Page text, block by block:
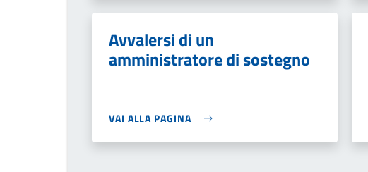
Avvalersi di un
amministratore di sostegno
VAI ALLA PAGINA